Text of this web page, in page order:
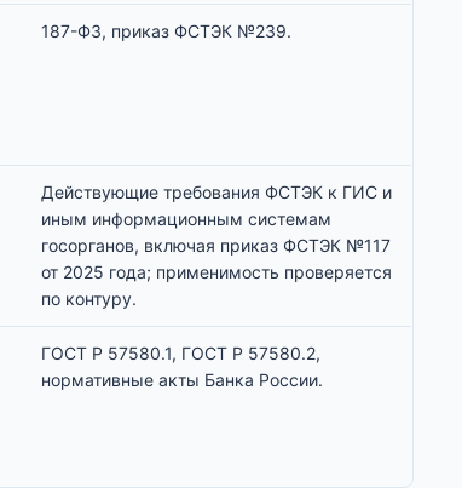
187-ФЗ, приказ ФСТЭК №239.
Действующие требования ФСТЭК к ГИС и
иным информационным системам
госорганов, включая приказ ФСТЭК №117
от 2025 года; применимость проверяется
по контуру.
ГОСТ Р 57580.1, ГОСТ Р 57580.2,
нормативные акты Банка России.